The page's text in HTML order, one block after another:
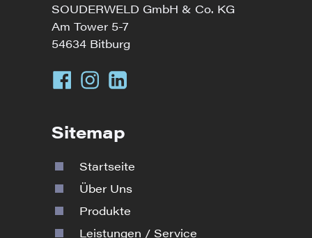
SOUDERWELD GmbH & Co. KG
Am Tower 5-7
54634 Bitburg
Sitemap
Startseite
Über Uns
Produkte
Leistungen / Service